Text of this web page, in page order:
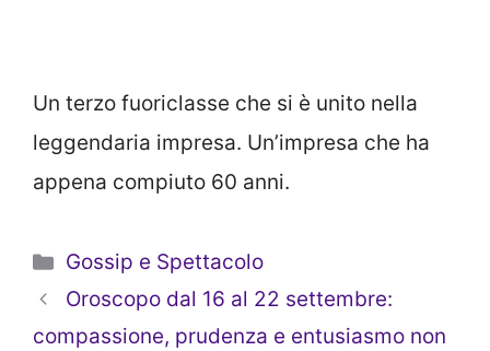
Un terzo fuoriclasse che si è unito nella
leggendaria impresa. Un’impresa che ha
appena compiuto 60 anni.
Categorie
Gossip e Spettacolo
Oroscopo dal 16 al 22 settembre:
compassione, prudenza e entusiasmo non